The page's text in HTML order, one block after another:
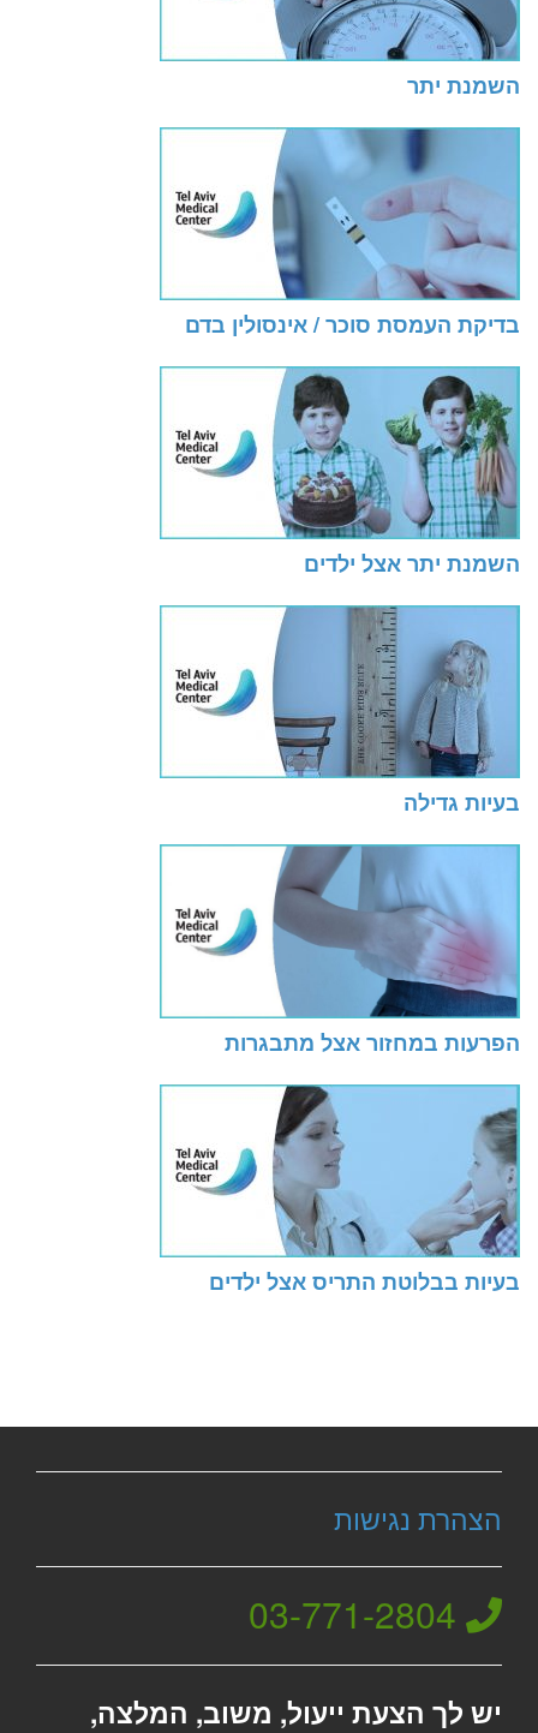
השמנת יתר
בדיקת העמסת סוכר / אינסולין בדם
השמנת יתר אצל ילדים
בעיות גדילה
הפרעות במחזור אצל מתבגרות
בעיות בבלוטת התריס אצל ילדים
הצהרת נגישות
03-771-2804
יש לך הצעת ייעול, משוב, המלצה,